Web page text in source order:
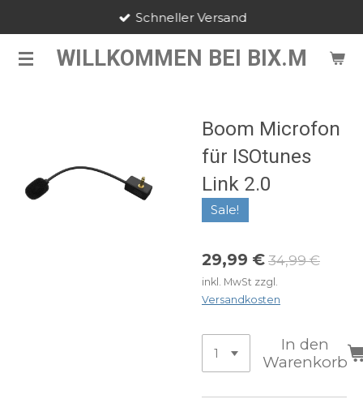
springen WILLKOMMEN BEI BIX.M
Schneller Versand
Boom Microfon
für ISOtunes
Link 2.0
Sale!
29,99 € 34,99 €
inkl. MwSt zzgl.
Versandkosten
In den
Warenkorb